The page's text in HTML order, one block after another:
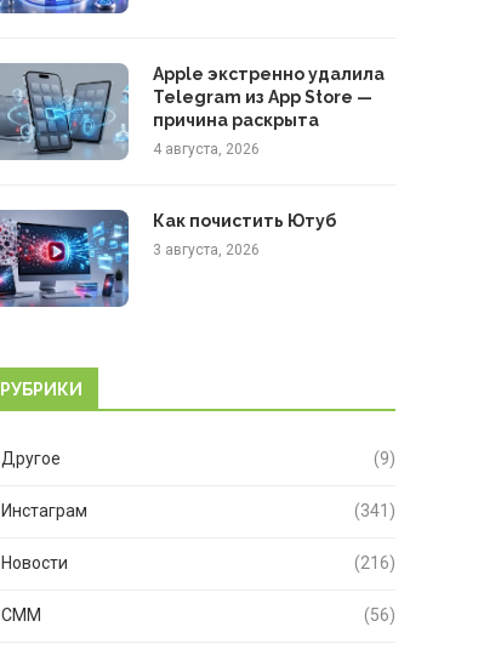
Apple экстренно удалила
Telegram из App Store —
причина раскрыта
4 августа, 2026
Как почистить Ютуб
3 августа, 2026
РУБРИКИ
Другое (9)
Инстаграм (341)
Новости (216)
СММ (56)